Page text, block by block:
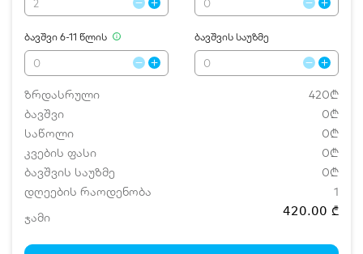
ბავშვი 6-11 წლის ბავშვის საუზმე
ზრდასრული
420₾
ბავშვი
0₾
საწოლი
0₾
კვების ფასი
0₾
ბავშვის საუზმე
0₾
დღეების რაოდენობა
1
ჯამი
420.00 ₾
დამატებითი საწოლი
0 ₾